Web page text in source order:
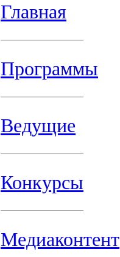
Главная
Программы
Ведущие
Конкурсы
Медиаконтент